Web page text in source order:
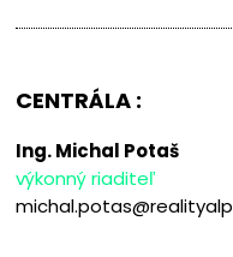
CENTRÁLA :
Ing. Michal Potaš
výkonný riaditeľ